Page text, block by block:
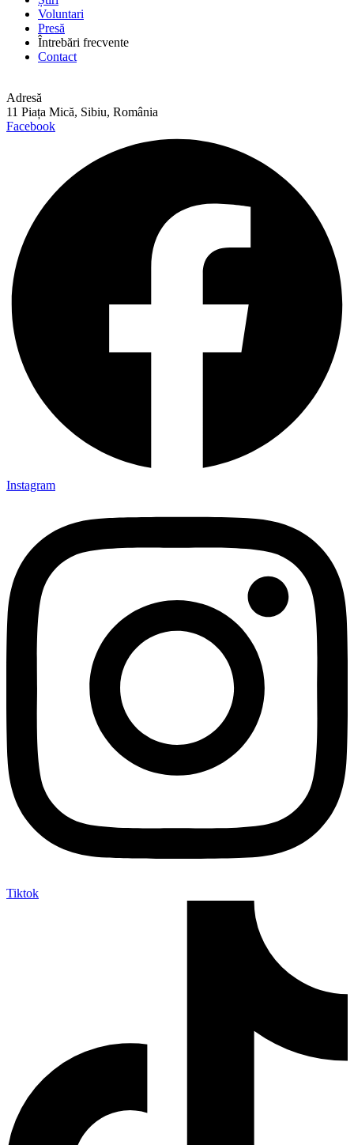
Voluntari
Presă
Întrebări frecvente
Contact
Adresă
11 Piața Mică, Sibiu, România
Facebook
Instagram
Tiktok